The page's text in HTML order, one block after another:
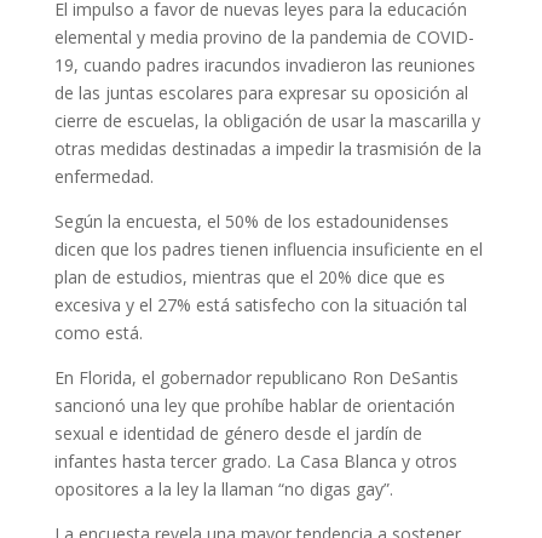
El impulso a favor de nuevas leyes para la educación
elemental y media provino de la pandemia de COVID-
19, cuando padres iracundos invadieron las reuniones
de las juntas escolares para expresar su oposición al
cierre de escuelas, la obligación de usar la mascarilla y
otras medidas destinadas a impedir la trasmisión de la
enfermedad.
Según la encuesta, el 50% de los estadounidenses
dicen que los padres tienen influencia insuficiente en el
plan de estudios, mientras que el 20% dice que es
excesiva y el 27% está satisfecho con la situación tal
como está.
En Florida, el gobernador republicano Ron DeSantis
sancionó una ley que prohíbe hablar de orientación
sexual e identidad de género desde el jardín de
infantes hasta tercer grado. La Casa Blanca y otros
opositores a la ley la llaman “no digas gay”.